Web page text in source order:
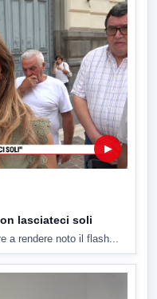
▶
lasciateci soli
a rendere noto il flash...